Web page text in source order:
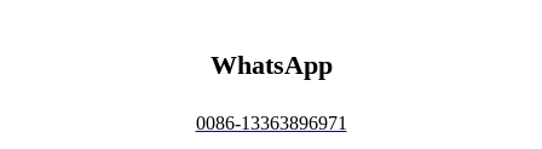
WhatsApp
0086-13363896971